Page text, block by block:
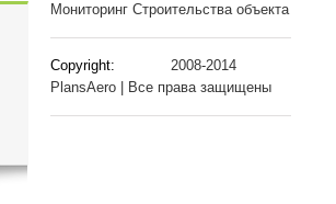
Мониторинг Строительства объекта
Copyright:
2008-2014
PlansAero | Все права защищены